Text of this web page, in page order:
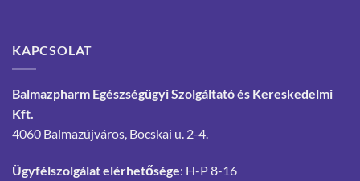
KAPCSOLAT
Balmazpharm Egészségügyi Szolgáltató és Kereskedelmi
Kft.
4060 Balmazújváros, Bocskai u. 2-4.
Ügyfélszolgálat elérhetősége: H-P 8-16